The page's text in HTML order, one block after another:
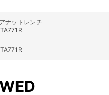
ナットレンチ